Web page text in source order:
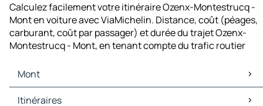
Calculez facilement votre itinéraire Ozenx-Montestrucq -
Mont en voiture avec ViaMichelin. Distance, coût (péages,
carburant, coût par passager) et durée du trajet Ozenx-
Montestrucq - Mont, en tenant compte du trafic routier
Mont
Mont Cartes et plans
Itinéraires